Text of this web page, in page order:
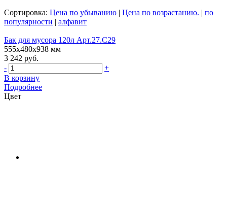
Сортировка: Цена по убыванию | Цена по возрастанию. | по
популярности | алфавит
Бак для мусора 120л Арт.27.C29
555х480х938 мм
3 242 руб.
-
+
В корзину
Подробнее
Цвет